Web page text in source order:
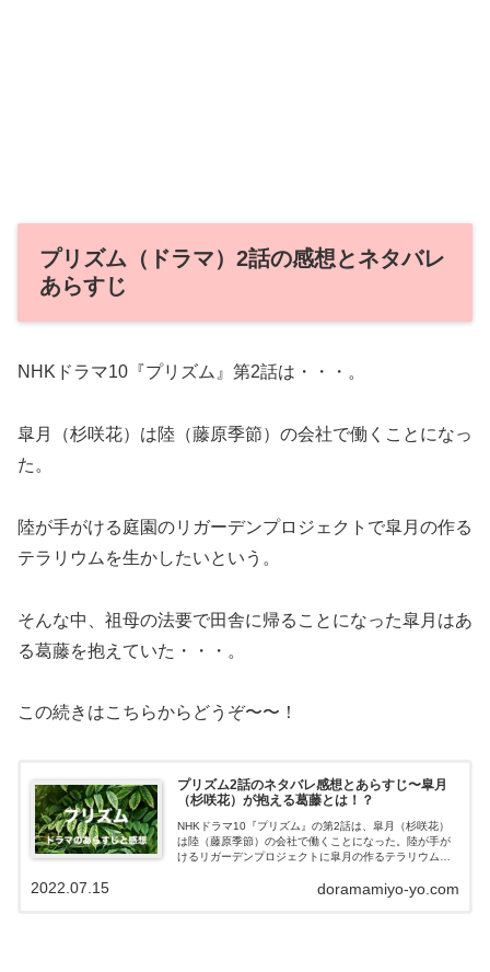
プリズム（ドラマ）2話の感想とネタバレ
あらすじ
NHKドラマ10『プリズム』第2話は・・・。
皐月（杉咲花）は陸（藤原季節）の会社で働くことになっ
た。
陸が手がける庭園のリガーデンプロジェクトで皐月の作る
テラリウムを生かしたいという。
そんな中、祖母の法要で田舎に帰ることになった皐月はあ
る葛藤を抱えていた・・・。
この続きはこちらからどうぞ〜〜！
プリズム2話のネタバレ感想とあらすじ〜皐月
（杉咲花）が抱える葛藤とは！？
NHKドラマ10『プリズム』の第2話は、皐月（杉咲花）
は陸（藤原季節）の会社で働くことになった。陸が手が
けるリガーデンプロジェクトに皐月の作るテラリウムを
ことになった皐月は、父・耕太郎（吉田...doramamiyo-yo.com
2022.07.15